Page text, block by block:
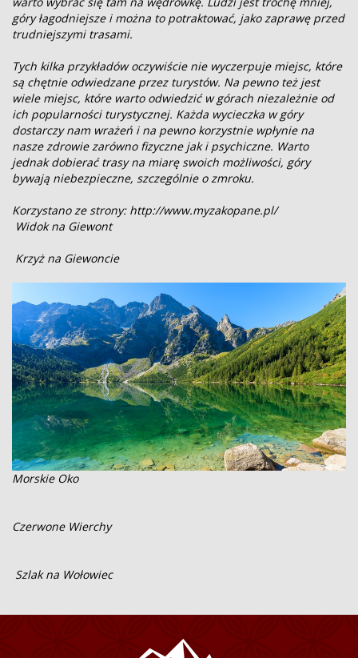
góry łagodniejsze i można to potraktować, jako zaprawę przed
trudniejszymi trasami.
Tych kilka przykładów oczywiście nie wyczerpuje miejsc, które
są chętnie odwiedzane przez turystów. Na pewno też jest
wiele miejsc, które warto odwiedzić w górach niezależnie od
ich popularności turystycznej. Każda wycieczka w góry
dostarczy nam wrażeń i na pewno korzystnie wpłynie na
nasze zdrowie zarówno fizyczne jak i psychiczne. Warto
jednak dobierać trasy na miarę swoich możliwości, góry
bywają niebezpieczne, szczególnie o zmroku.
Korzystano ze strony: http://www.myzakopane.pl/
Widok na Giewont
Krzyż na Giewoncie
Morskie Oko
Czerwone Wierchy
Szlak na Wołowiec